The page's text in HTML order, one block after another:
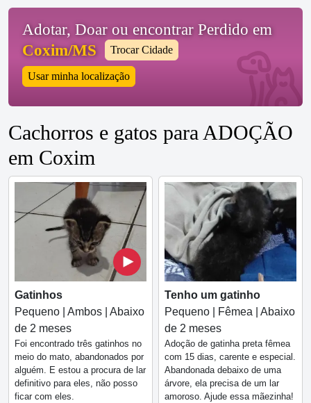
Adotar, Doar ou encontrar Perdido em
Coxim/MS
Trocar Cidade
Usar minha localização
Cachorros e gatos para ADOÇÃO
em Coxim
Gatinhos
Pequeno | Ambos | Abaixo
de 2 meses
Foi encontrado três gatinhos no
meio do mato, abandonados por
alguém. E estou a procura de lar
definitivo para eles, não posso
ficar com eles.
Tenho um gatinho
Pequeno | Fêmea | Abaixo
de 2 meses
Adoção de gatinha preta fêmea
com 15 dias, carente e especial.
Abandonada debaixo de uma
árvore, ela precisa de um lar
amoroso. Ajude essa mãezinha!